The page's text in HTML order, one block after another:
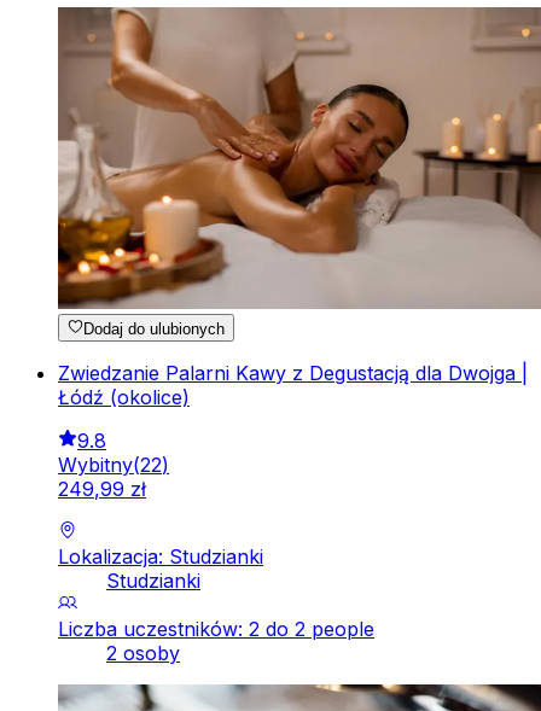
Dodaj do ulubionych
Zwiedzanie Palarni Kawy z Degustacją dla Dwojga |
Łódź (okolice)
9.8
Wybitny(22)
249,99 zł
Lokalizacja: Studzianki
Studzianki
Liczba uczestników: 2 do 2 people
2 osoby